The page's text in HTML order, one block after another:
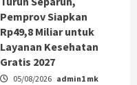
Pemprov Siapkan
Rp49,8 Miliar untuk
Layanan Kesehatan
Gratis 2027
05/08/2026 admin1 mk